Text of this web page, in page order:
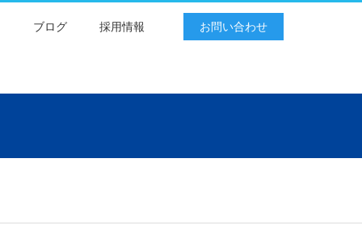
ブログ 採用情報 お問い合わせ